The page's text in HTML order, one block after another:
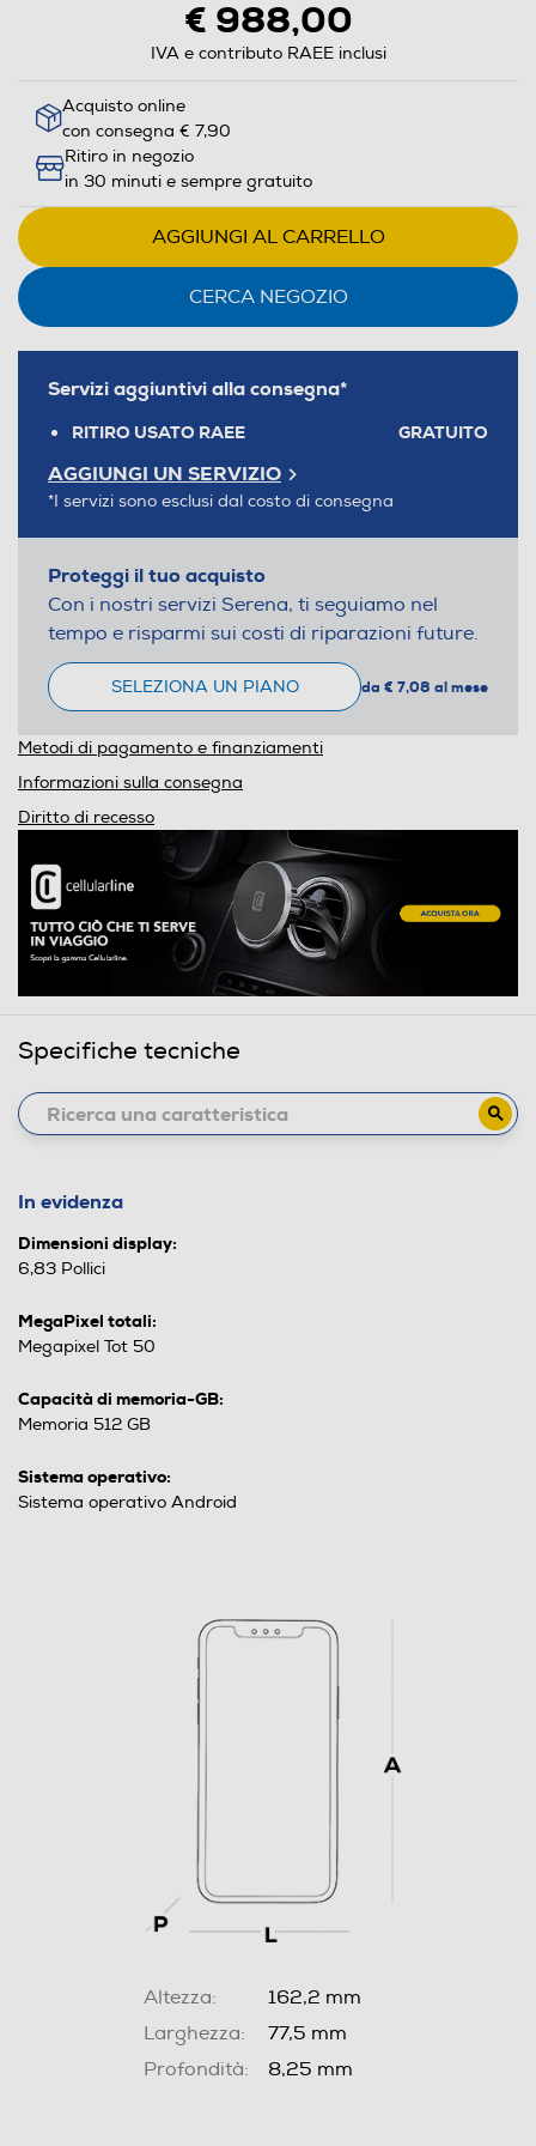
€ 988,00
IVA e contributo RAEE inclusi
Acquisto online
con consegna € 7,90
Ritiro in negozio
in 30 minuti e sempre gratuito
AGGIUNGI AL CARRELLO
CERCA NEGOZIO
Servizi aggiuntivi alla consegna*
RITIRO USATO RAEE GRATUITO
AGGIUNGI UN SERVIZIO
*I servizi sono esclusi dal costo di consegna
Proteggi il tuo acquisto
Con i nostri servizi Serena, ti seguiamo nel
tempo e risparmi sui costi di riparazioni future.
SELEZIONA UN PIANO da € 7,08 al mese
Metodi di pagamento e finanziamenti
Informazioni sulla consegna
Diritto di recesso
Specifiche tecniche
In evidenza
Dimensioni display:
6,83 Pollici
MegaPixel totali:
Megapixel Tot 50
Capacità di memoria-GB:
Memoria 512 GB
Sistema operativo:
Sistema operativo Android
Altezza:
162,2 mm
Larghezza:
77,5 mm
Profondità:
8,25 mm